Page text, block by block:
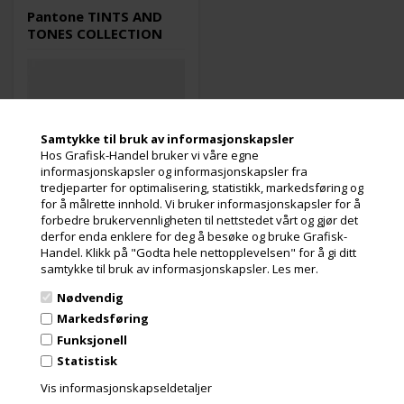
Samtykke til bruk av informasjonskapsler
Hos Grafisk-Handel bruker vi våre egne
informasjonskapsler og informasjonskapsler fra
tredjeparter for optimalisering, statistikk, markedsføring og
for å målrette innhold. Vi bruker informasjonskapsler for å
forbedre brukervennligheten til nettstedet vårt og gjør det
derfor enda enklere for deg å besøke og bruke Grafisk-
Handel. Klikk på "Godta hele nettopplevelsen" for å gi ditt
samtykke til bruk av informasjonskapsler. Les mer.
Nødvendig
Markedsføring
Funksjonell
Statistisk
Vis informasjonskapseldetaljer
grønne eller blå.
inkludert leketøy,
tilbehør og mer.
Denne samlingen gir
designere et bredt utvalg av
etterspurte farger og gir også
mulighet for å matche
plastdesign med Pantone-
farger for grafikk og
emballasje. Hver av de seks
lagene i karusellen er
Pantone TINTS AND
TONES COLLECTION
Utsolgt
Varenr.: 101677
Pantone Plastic Standard
Chips tillater nøyaktig
fargespesifikasjon og
matchende av enhver farge i
Pantone Plus-serien og
Fashion + Home Color System.
Plastiske standardchips gir
maksimal kreativitet og
plastprodukter, inkludert
Les mer
10.864,00Kr.